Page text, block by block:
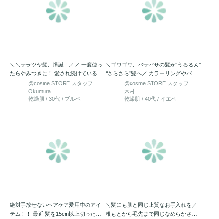
＼＼サラツヤ髪、爆誕！／／ 一度使っ
たらやみつきに！ 愛され続けているロ
ングセラー商品！ …
@cosme STORE スタッフ
Okumura
乾燥肌 / 30代 / ブルベ
＼ゴワゴワ、バサバサの髪が‘‘うるるん’’
‘‘さらさら’’髪へ／ カラーリングやパー
マ、コ…@cosme STORE スタッフ
木村
乾燥肌 / 40代 / イエベ
絶対手放せないヘアケア愛用中のアイ
テム！！ 最近 髪を15cm以上切った私
＼髪にも肌と同じ上質なお手入れを／
根もとから毛先まで同じなめらかさに